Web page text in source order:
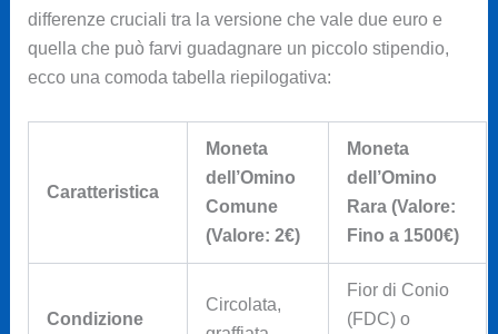
differenze cruciali tra la versione che vale due euro e
quella che può farvi guadagnare un piccolo stipendio,
ecco una comoda tabella riepilogativa:
Caratteristica
Moneta
dell’Omino
Comune
(Valore: 2€)
Moneta
dell’Omino
Rara (Valore:
Fino a 1500€)
Condizione
Circolata,
Fior di Conio
(FDC) o